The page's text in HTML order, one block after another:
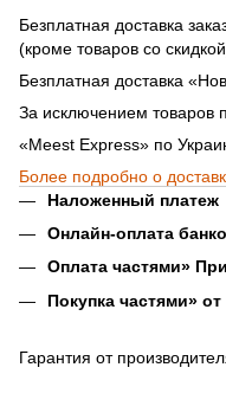
Безплатная доставка
(кроме товаров со
Безплатная доставка
За исключением товаров
«Meest Express» по
Более подробно о
Наложенный платеж
Онлайн-оплата
Оплата частями»
Покупка частями»
Гарантия от